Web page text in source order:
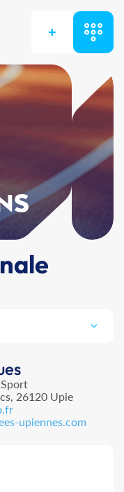
+
26120 Upie
upiennes.com